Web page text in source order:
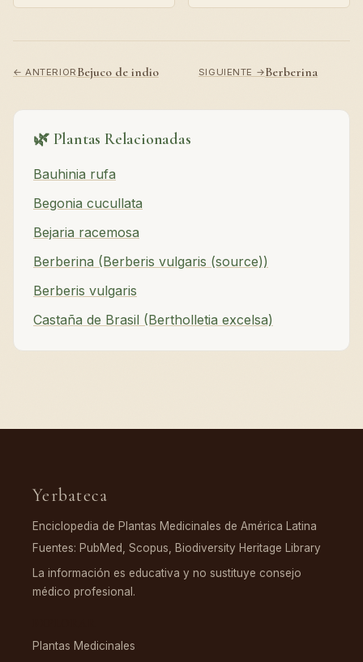
← ANTERIORBejuco de indio SIGUIENTE →Berberina
🌿 Plantas Relacionadas
Bauhinia rufa
Begonia cucullata
Bejaria racemosa
Berberina (Berberis vulgaris (source))
Berberis vulgaris
Castaña de Brasil (Bertholletia excelsa)
Yerbateca
Enciclopedia de Plantas Medicinales de América Latina
Fuentes: PubMed, Scopus, Biodiversity Heritage Library
La información es educativa y no sustituye consejo
médico profesional.
Plantas Medicinales